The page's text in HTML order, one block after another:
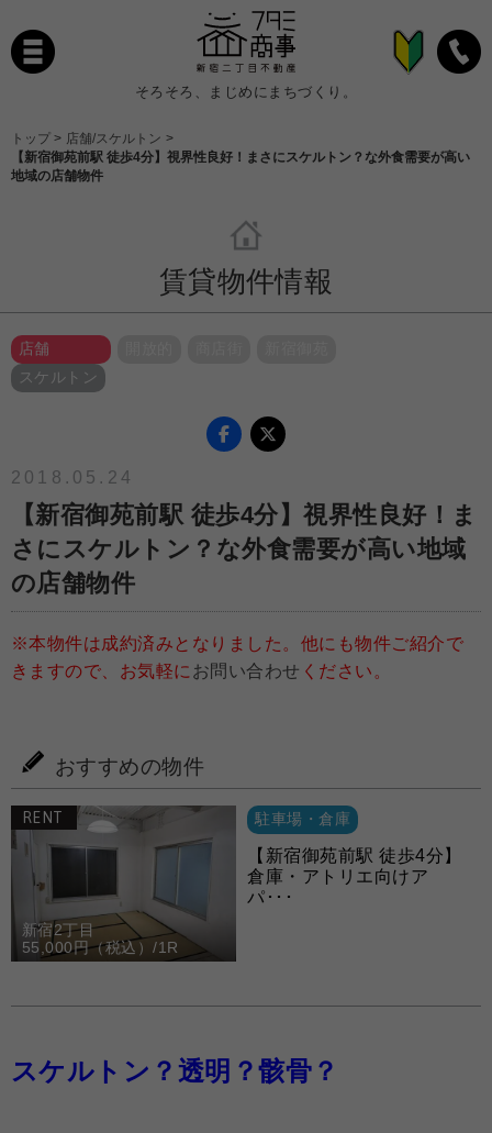
そろそろ、まじめにまちづくり。
トップ > 店舗/スケルトン >
【新宿御苑前駅 徒歩4分】視界性良好！まさにスケルトン？な外食需要が高い
地域の店舗物件
賃貸物件情報
店舗
スケルトン
2018.05.24
【新宿御苑前駅 徒歩4分】視界性良好！ま
さにスケルトン？な外食需要が高い地域
の店舗物件
※本物件は成約済みとなりました。他にも物件ご紹介で
きますので、お気軽に お問い合わせ ください。
おすすめの物件
新宿2丁目
55,000円（税込）/1R
RENT 駐車場・倉庫
【新宿御苑前駅 徒歩4分】
倉庫・アトリエ向けア
パ･･･
スケルトン ？透明？骸骨？